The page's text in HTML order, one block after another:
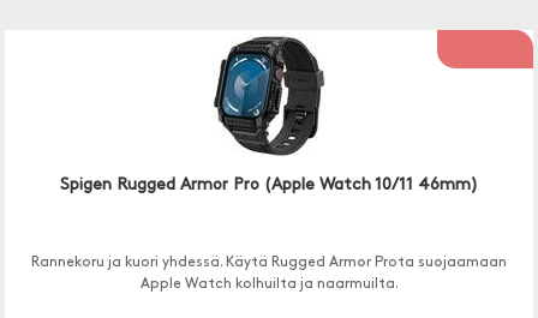
Spigen Rugged Armor Pro (Apple Watch 10/11 46mm)
Rannekoru ja kuori yhdessä. Käytä Rugged Armor Prota suojaamaan
Apple Watch kolhuilta ja naarmuilta.